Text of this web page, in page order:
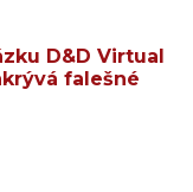
D&D Virtual
falešné